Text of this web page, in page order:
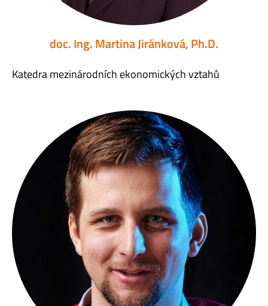
doc. Ing. Martina Jiránková, Ph.D.
Katedra mezinárodních ekonomických vztahů